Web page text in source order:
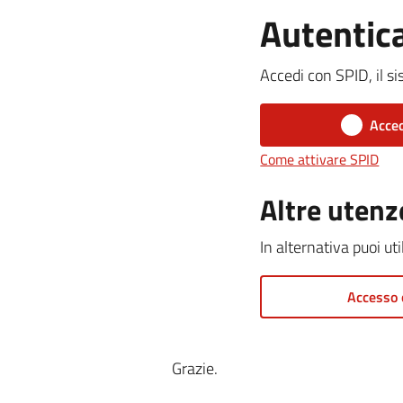
Accedi con SPID, il
Come attivare SPID
Altre
In alternativa puoi
Grazie.